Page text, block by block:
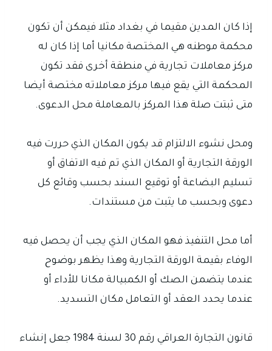
إذا كان المدين مقيما في بغداد مثلا فيمكن أن تكون
محكمة موطنه هي المختصة مكانيا أما إذا كان له
مركز معاملات تجارية في منطقة أخرى فقد تكون
المحكمة التي يقع فيها مركز معاملاته مختصة أيضا
متى ثبتت صلة هذا المركز بالمعاملة محل الدعوى.
ومحل نشوء الالتزام قد يكون المكان الذي حررت فيه
الورقة التجارية أو المكان الذي تم فيه الاتفاق أو
تسليم البضاعة أو توقيع السند بحسب وقائع كل
دعوى وبحسب ما يثبت من مستندات.
أما محل التنفيذ فهو المكان الذي يجب أن يحصل فيه
الوفاء بقيمة الورقة التجارية وهذا يظهر بوضوح
عندما يتضمن الصك أو الكمبيالة مكانا للأداء أو
عندما يحدد العقد أو التعامل مكان التسديد.
قانون التجارة العراقي رقم 30 لسنة 1984 جعل إنشاء